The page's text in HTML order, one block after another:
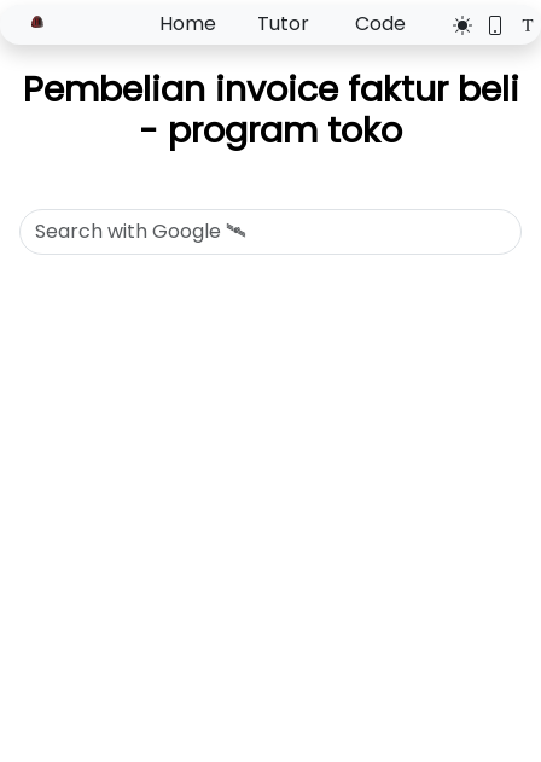
Home Tutor Code
Pembelian invoice faktur beli
- program toko